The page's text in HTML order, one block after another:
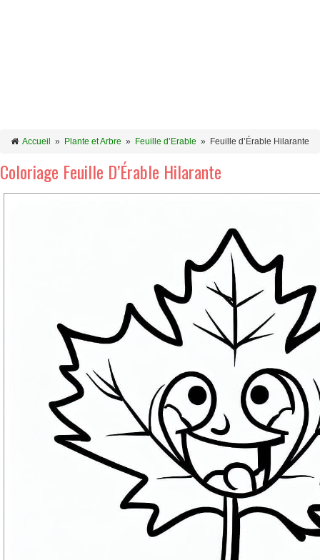
Accueil » Plante et Arbre » Feuille d’Erable » Feuille d’Érable Hilarante
Coloriage Feuille D’Érable Hilarante